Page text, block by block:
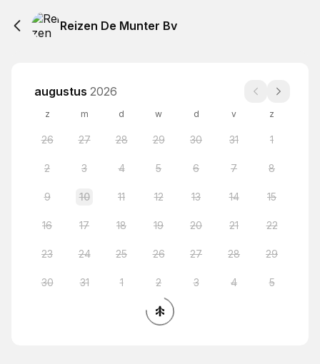
Reizen De Munter Bv
augustus 2026
z m d w d v z
26 27 28 29 30 31 1
2 3 4 5 6 7 8
9 10 11 12 13 14 15
16 17 18 19 20 21 22
23 24 25 26 27 28 29
30 31 1 2 3 4 5